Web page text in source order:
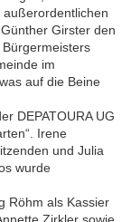
Girster den
im
auf die Beine
DEPATOURA UG
Irene
und Julia
wurde
Röhm als Kassier